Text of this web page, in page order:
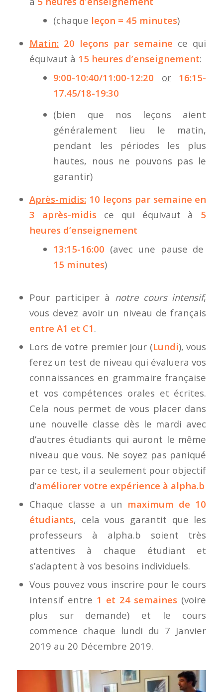
(chaque leçon = 45 minutes)
Matin: 20 leçons par semaine ce qui
équivaut à 15 heures d’enseignement:
9:00-10:40/11:00-12:20
or
16:15-
17.45/18-19:30
(bien que nos leçons aient
généralement lieu le matin,
pendant les périodes les plus
hautes, nous ne pouvons pas le
garantir)
Après-midis: 10 leçons par semaine en
3 après-midisce qui équivaut à 5
heures d’enseignement
13:15-16:00 (avec une pause de
15 minutes)
Pour participer à notre cours intensif,
vous devez avoir un niveau de français
entre A1 et C1.
Lors de votre premier jour (Lundi), vous
ferez un test de niveau qui évaluera vos
connaissances en grammaire française
et vos compétences orales et écrites.
Cela nous permet de vous placer dans
une nouvelle classe dès le mardi avec
d’autres étudiants qui auront le même
niveau que vous. Ne soyez pas paniqué
par ce test, il a seulement pour objectif
d’améliorer votre expérience à alpha.b
Chaque classe a un maximum de 10
étudiants, cela vous garantit que les
professeurs à alpha.b soient très
attentives à chaque étudiant et
s’adaptent à vos besoins individuels.
Vous pouvez vous inscrire pour le cours
intensif entre 1 et 24 semaines (voire
plus sur demande) et le cours
commence chaque lundi du 7 Janvier
2019 au 20 Décembre 2019.